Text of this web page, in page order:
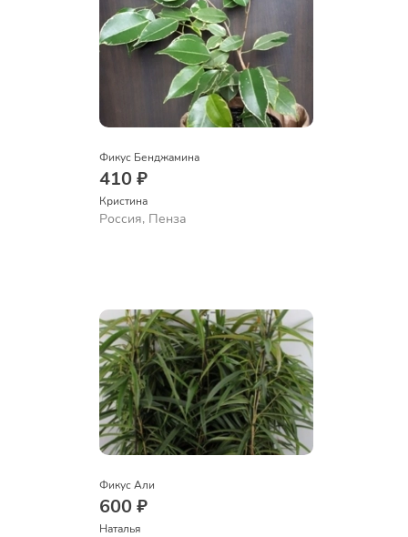
Фикус Бенджамина
410 ₽
Кристина
Россия, Пенза
Фикус Али
600 ₽
Наталья